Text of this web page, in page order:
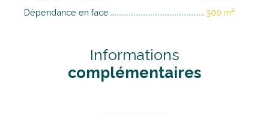
Dépendance en face
300 m²
Informations
complémentaires